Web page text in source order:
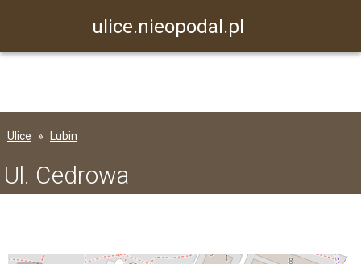
ulice.nieopodal.pl
Ulice Lubin
Ul. Cedrowa